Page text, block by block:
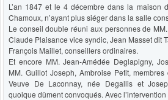
L’an 1847 et le 4 décembre dans la maison
Chamoux, n’ayant plus siéger dans la salle
Le conseil double réuni aux personnes de
Claude Plaisance vice syndic, Jean Masset dit
François Maillet, conseillers ordinaires.
Et encore MM. Jean-Amédée Deglapigny,
MM. Guillot Joseph, Ambroise Petit,
Veuve De Laconnay, née Degallis et
quoique dûment convoqués. Avec